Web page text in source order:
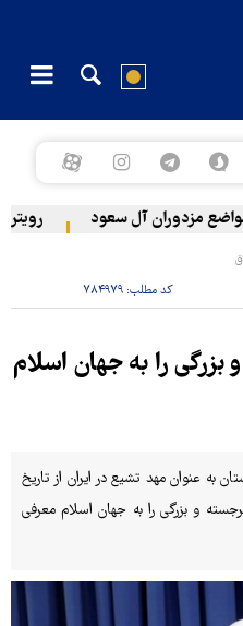
مزدوران آل سعود رویترز: عربستان ۸۶ درصد از
کد مطلب:۷۸۴۹۷۹
را به جهان اسلام
به عنوان مهد تشیع در ایران از تاریخ
و بزرگی را به جهان اسلام معرفی